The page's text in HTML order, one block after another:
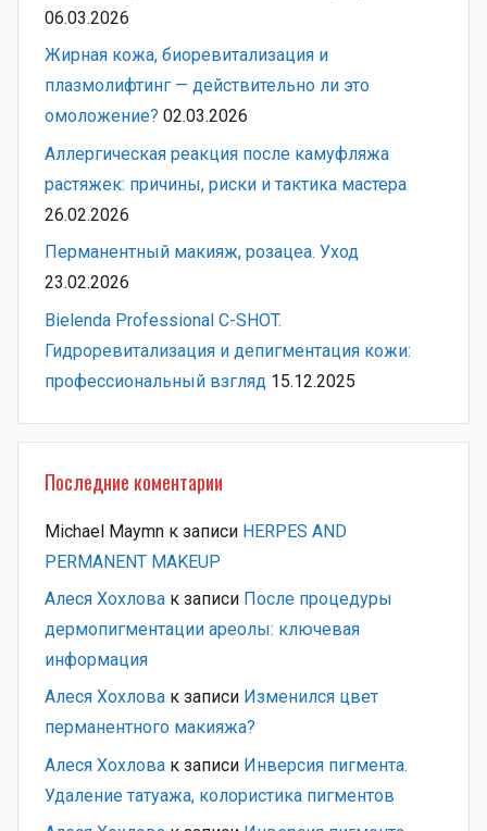
06.03.2026
Жирная кожа, биоревитализация и
плазмолифтинг — действительно ли это
омоложение? 02.03.2026
Аллергическая реакция после камуфляжа
растяжек: причины, риски и тактика мастера
26.02.2026
Перманентный макияж, розацеа. Уход
23.02.2026
Bielenda Professional C-SHOT.
Гидроревитализация и депигментация кожи:
профессиональный взгляд 15.12.2025
Последние коментарии
Michael Maymn к записи HERPES AND
PERMANENT MAKEUP
Алеся Хохлова к записи После процедуры
дермопигментации ареолы: ключевая
информация
Алеся Хохлова к записи Изменился цвет
перманентного макияжа?
Алеся Хохлова к записи Инверсия пигмента.
Удаление татуажа, колористика пигментов